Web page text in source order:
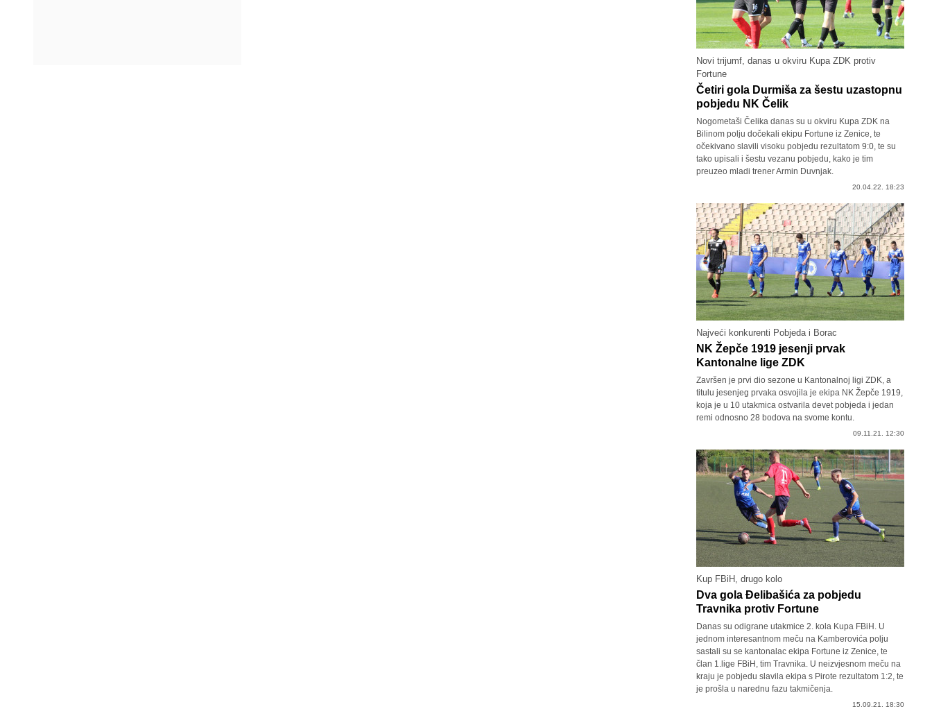
Novi trijumf, danas u okviru Kupa ZDK protiv
Fortune
Četiri gola Durmiša za šestu uzastopnu
pobjedu NK Čelik
Nogometaši Čelika danas su u okviru Kupa ZDK na
Bilinom polju dočekali ekipu Fortune iz Zenice, te
očekivano slavili visoku pobjedu rezultatom 9:0, te su
tako upisali i šestu vezanu pobjedu, kako je tim
preuzeo mladi trener Armin Duvnjak.
20.04.22. 18:23
Najveći konkurenti Pobjeda i Borac
NK Žepče 1919 jesenji prvak
Kantonalne lige ZDK
Završen je prvi dio sezone u Kantonalnoj ligi ZDK, a
titulu jesenjeg prvaka osvojila je ekipa NK Žepče 1919,
koja je u 10 utakmica ostvarila devet pobjeda i jedan
remi odnosno 28 bodova na svome kontu.
09.11.21. 12:30
Kup FBiH, drugo kolo
Dva gola Đelibašića za pobjedu
Travnika protiv Fortune
Danas su odigrane utakmice 2. kola Kupa FBiH. U
jednom interesantnom meču na Kamberovića polju
sastali su se kantonalac ekipa Fortune iz Zenice, te
član 1.lige FBiH, tim Travnika. U neizvjesnom meču na
kraju je pobjedu slavila ekipa s Pirote rezultatom 1:2, te
je prošla u narednu fazu takmičenja.
15.09.21. 18:30